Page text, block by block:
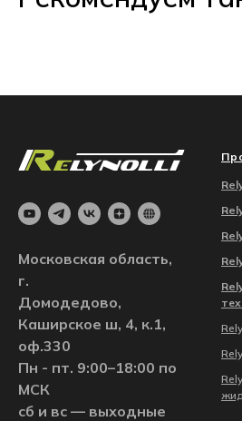
Московская область,
г.
Домодедово,
Каширское ш, 4, к.1,
оф.330
Пн - пт. 9:00–18:00 по
МСК
сб и вс — выходные